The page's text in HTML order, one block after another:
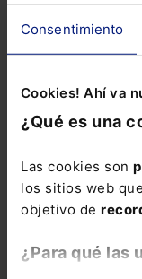
Consentimiento
Cookies! Ahí va
¿Qué es una
Las cookies son
los sitios web
objetivo de
¿Para qué las
debieron
expediente, se
indefensión de
preservar.
para la
es esencial
el derecho de
económico-